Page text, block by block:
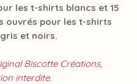
les t-shirts blancs et 15
ouvrés pour les t-shirts
et noirs.
Biscotte Créations,
interdite.